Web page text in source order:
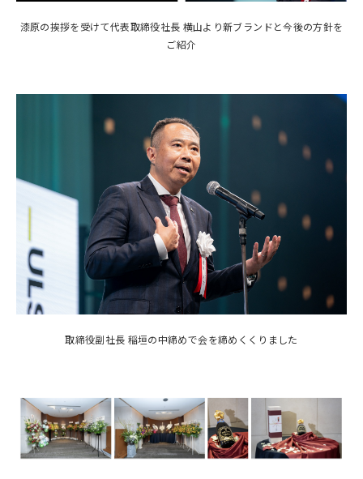
漆原の挨拶を受けて代表取締役社長 横山より新ブランドと今後の方針を
ご紹介
取締役副社長 稲垣の中締めで会を締めくくりました